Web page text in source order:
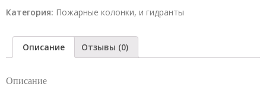
ГП-1750
Категория: Пожарные колонки, и гидранты
Описание Отзывы (0)
Описание